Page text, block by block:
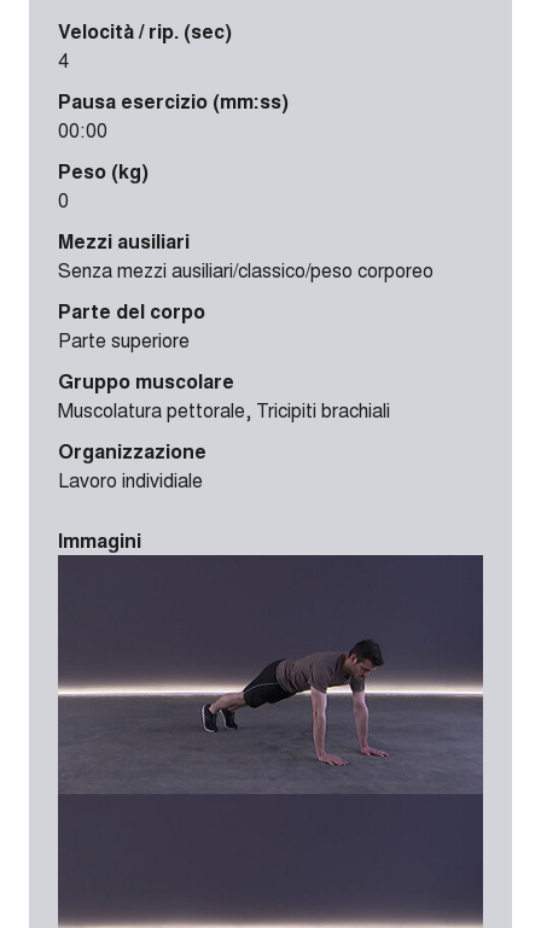
Velocità / rip. (sec)
4
Pausa esercizio (mm:ss)
00:00
Peso (kg)
0
Mezzi ausiliari
Senza mezzi ausiliari/classico/peso corporeo
Parte del corpo
Parte superiore
Gruppo muscolare
Muscolatura pettorale, Tricipiti brachiali
Organizzazione
Lavoro individiale
Immagini